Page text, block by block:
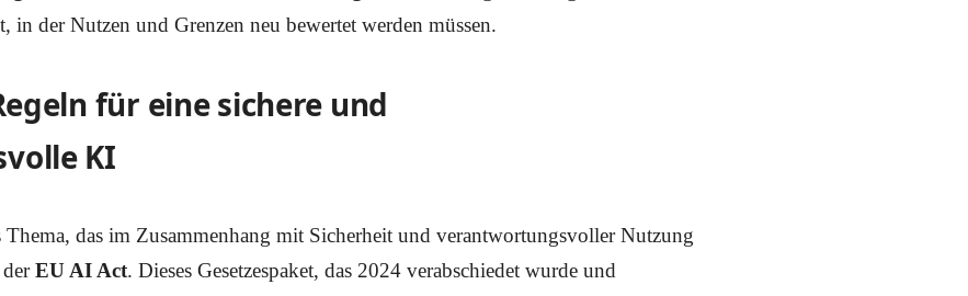
in der Nutzen und Grenzen neu bewertet werden müssen.
für eine sichere und
KI
Thema, das im Zusammenhang mit Sicherheit und verantwortungsvoller Nutzung
EU AI Act. Dieses Gesetzespaket, das 2024 verabschiedet wurde und